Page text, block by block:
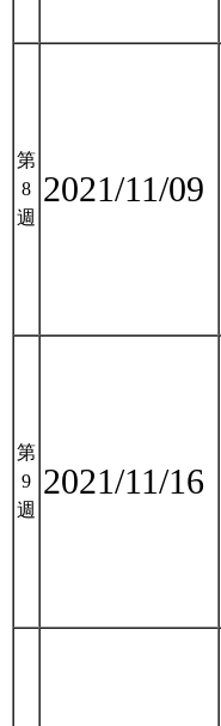
第
8
週
2021/11/09
第
9
週
2021/11/16